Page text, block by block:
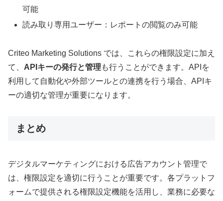
可能
読み取り専用ユーザー：レポートの閲覧のみ可能
Criteo Marketing Solutions では、これらの権限設定に加え
て、 APIキーの発行と管理 も行うことができます。APIを
利用して自動化や外部ツールとの連携を行う場合、APIキ
ーの適切な管理が重要になります。
まとめ
デジタルマーケティングにおける広告アカウント管理で
は、権限設定を適切に行うことが重要です。各プラットフ
ォームで提供される権限設定機能を活用し、業務に必要な